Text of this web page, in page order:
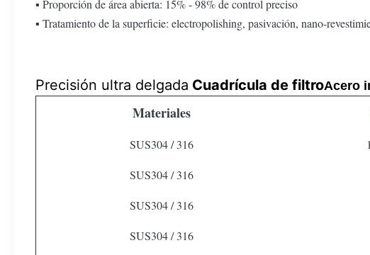
▪ Proporción de área abierta: 15% - 98% de control preciso
▪ Tratamiento de la superficie: electropolishing, pasivación, nano-
Precisión ultra delgada Cuadrícula de filtroAcero
Materiales
SUS304 / 316
SUS304 / 316
SUS304 / 316
SUS304 / 316